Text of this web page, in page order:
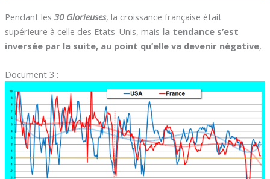
Pendant les 30 Glorieuses, la croissance française était
supérieure à celle des Etats-Unis, mais la tendance s’est
inversée par la suite, au point qu’elle va devenir négative,
Document 3 :